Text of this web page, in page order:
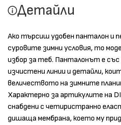
Детайли
Ако търсиш удобен панталон и
суровите зимни условия, то
избор за теб. Панталонът е със
изчистени линии и детайли,
величеството на зимните
Характерно за артикулите на
снабдени с четиристранно
дишаща мембрана, което му